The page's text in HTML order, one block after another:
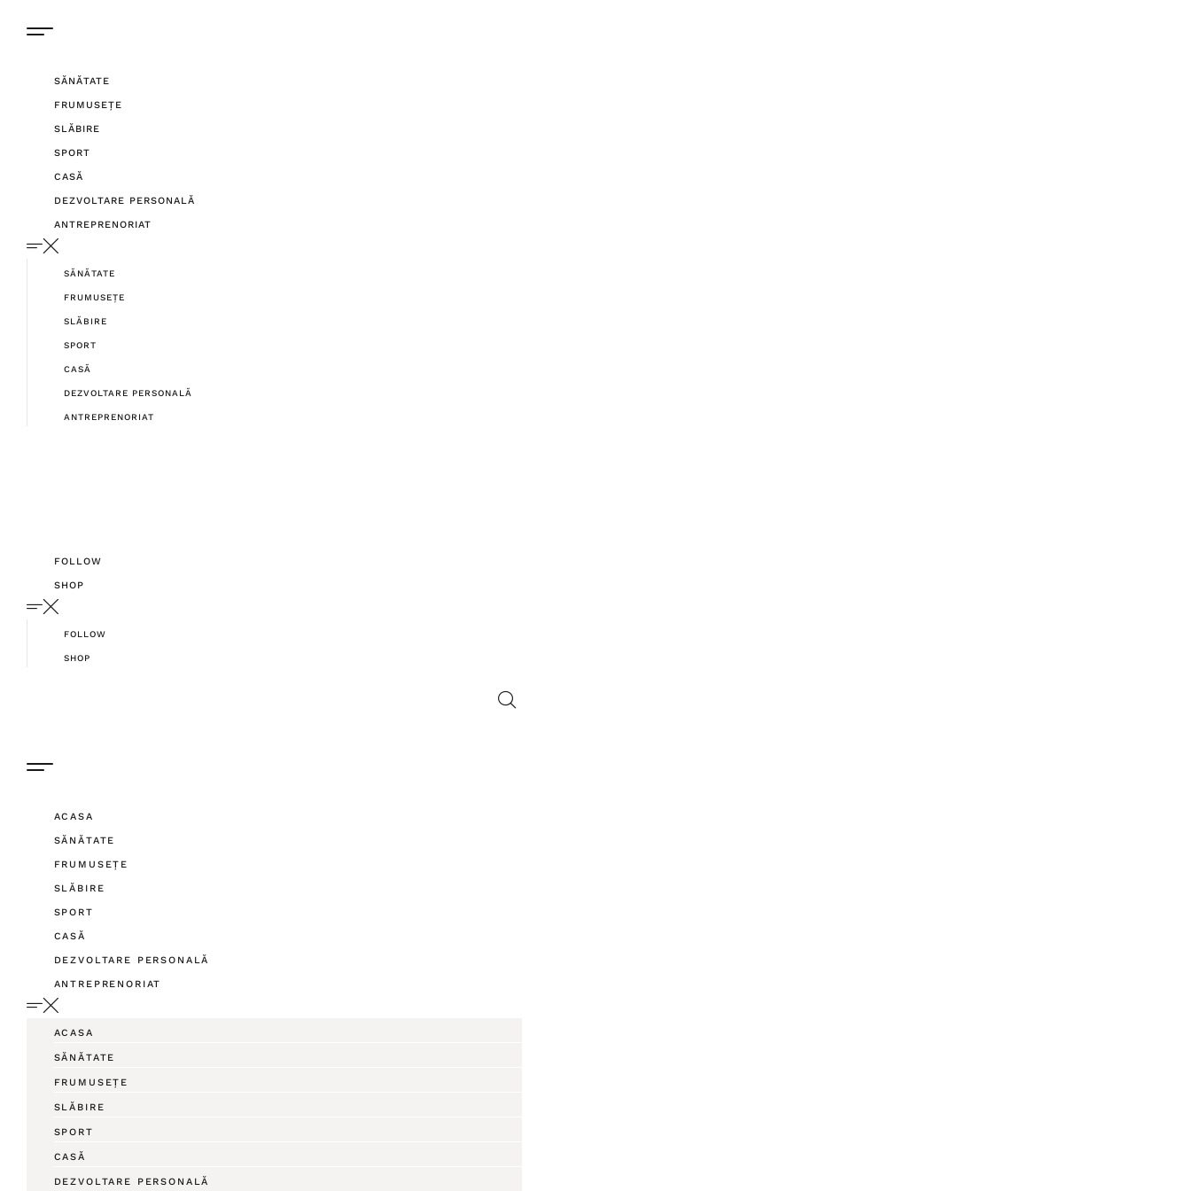
SĂNĂTATE
FRUMUSEȚE
SLĂBIRE
SPORT
CASĂ
DEZVOLTARE PERSONALĂ
ANTREPRENORIAT
SĂNĂTATE
FRUMUSEȚE
SLĂBIRE
SPORT
CASĂ
DEZVOLTARE PERSONALĂ
ANTREPRENORIAT
FOLLOW
SHOP
FOLLOW
SHOP
ACASA
SĂNĂTATE
FRUMUSEȚE
SLĂBIRE
SPORT
CASĂ
DEZVOLTARE PERSONALĂ
ANTREPRENORIAT
ACASA
SĂNĂTATE
FRUMUSEȚE
SLĂBIRE
SPORT
CASĂ
DEZVOLTARE PERSONALĂ